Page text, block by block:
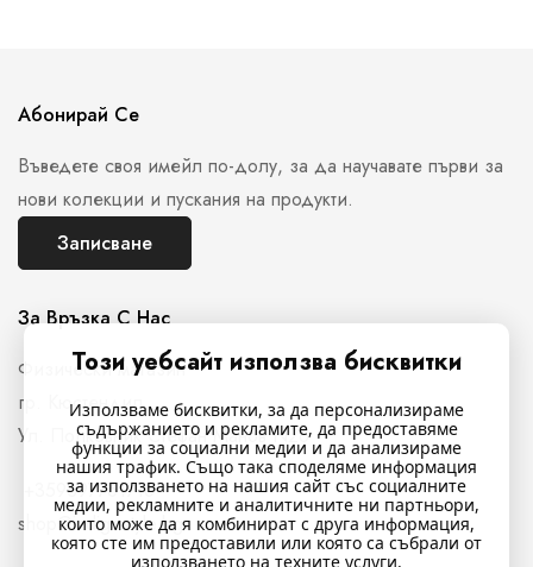
За Връзка С Нас
Физически магазин
гр. Кюстендил,
Ул. Полковник Стефан Манов N26
+359897761716
shop@indigostyle.bg
Абонирай Се
Въведете своя имейл по-долу, за да научавате първи за
нови колекции и пускания на продукти.
Записване
Този уебсайт използва бисквитки
Използваме бисквитки, за да персонализираме
съдържанието и рекламите, да предоставяме
функции за социални медии и да анализираме
нашия трафик. Също така споделяме информация
за използването на нашия сайт със социалните
медии, рекламните и аналитичните ни партньори,
които може да я комбинират с друга информация,
която сте им предоставили или която са събрали от
използването на техните услуги.